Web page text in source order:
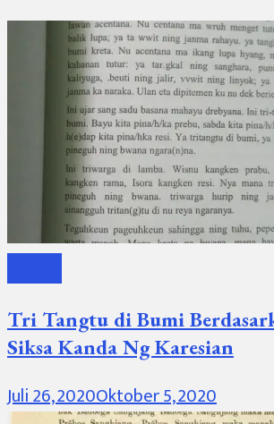
Tri Tangtu di Bumi
Siksa Kanda Ng Karesian
Juli 26, 2020Oktober 5, 2020